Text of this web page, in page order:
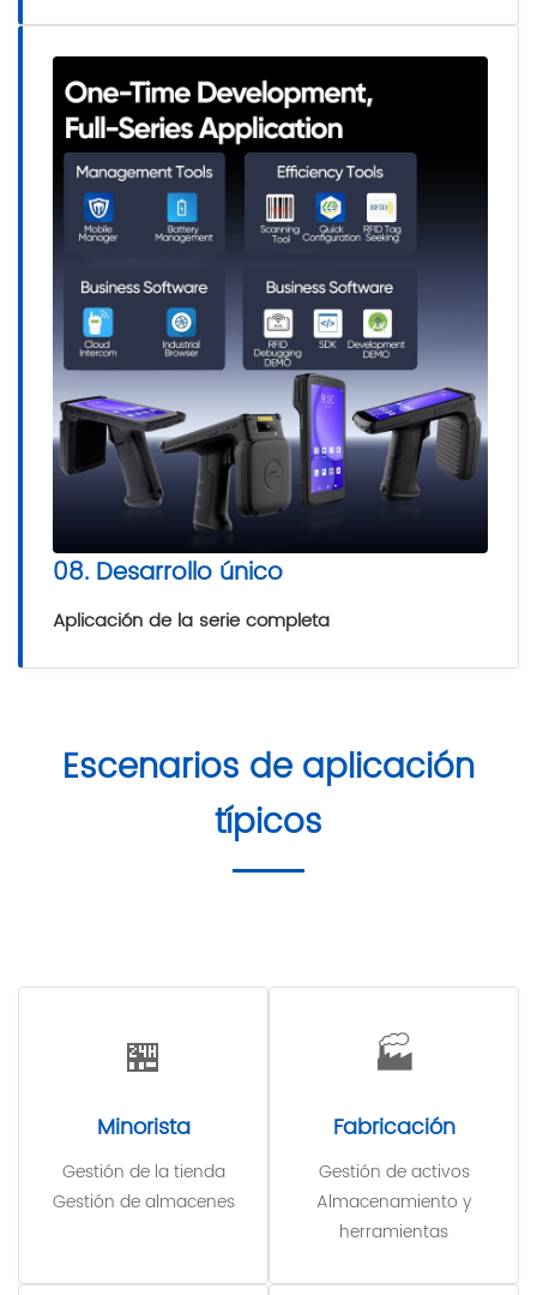
08. Desarrollo único
Aplicación de la serie completa
Escenarios de aplicación
típicos
🏪
Minorista
Gestión de la tienda
Gestión de almacenes
🏭
Fabricación
Gestión de activos
Almacenamiento y
herramientas